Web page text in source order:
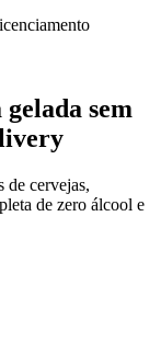
gelada sem
de cervejas,
de zero álcool e